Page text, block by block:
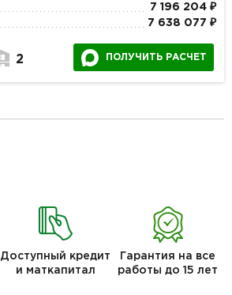
7 196 204 ₽
7 638 077 ₽
2 ПОЛУЧИТЬ РАСЧЕТ
Доступный кредит
и маткапитал
Гарантия на все
работы до 15 лет